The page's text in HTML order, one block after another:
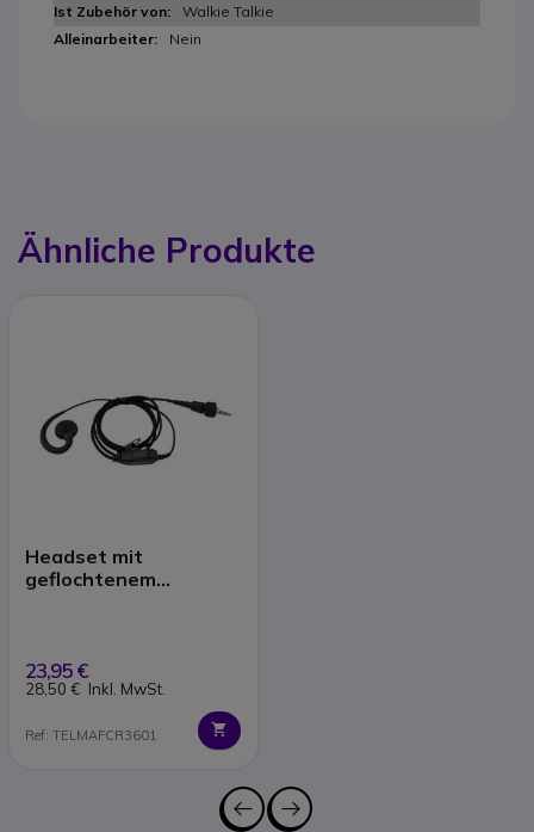
Walkie Talkie
Nein
Ähnliche Produkte
Headset mit
geflochtenem
23,95 €
28,50 € Inkl. MwSt.
Ref: TELMAFCR3601